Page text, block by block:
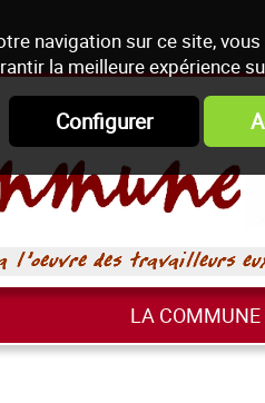
navigation sur ce site,
la meilleure expérience
Configurer
LA COMMUNE